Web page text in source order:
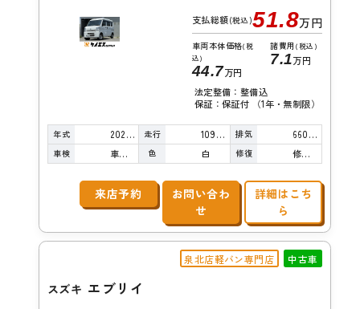
支払総額(税込)51.8万円
車両本体価格(税
込)
44.7万円
諸費用 (税込)
7.1万円
法定整備：整備込
保証：保証付 （1年・無制限）
年式 2020年 走行 109,000km 排気 660cc
車検 車検整備付 色 白 修復 修復歴無し
来店予約
お問い合わ
せ
詳細はこち
ら
泉北店軽バン専門店 中古車
スズキ エブリイ